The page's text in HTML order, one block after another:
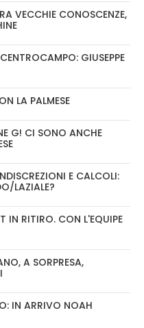
VECCHIE CONOSCENZE,
CENTROCAMPO: GIUSEPPE
LA PALMESE
G! CI SONO ANCHE
E CALCOLI:
LAZIALE?
IN RITIRO. CON L'EQUIPE
A SORPRESA,
IN ARRIVO NOAH